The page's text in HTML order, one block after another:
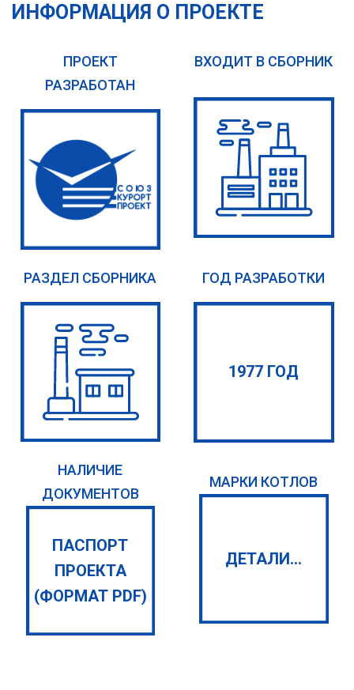
ИНФОРМАЦИЯ О ПРОЕКТЕ
ПРОЕКТ
РАЗРАБОТАН
ВХОДИТ В СБОРНИК
РАЗДЕЛ СБОРНИКА ГОД РАЗРАБОТКИ
1977 ГОД
НАЛИЧИЕ
ДОКУМЕНТОВ
ПАСПОРТ
ПРОЕКТА
(ФОРМАТ PDF)
МАРКИ КОТЛОВ
ДЕТАЛИ...